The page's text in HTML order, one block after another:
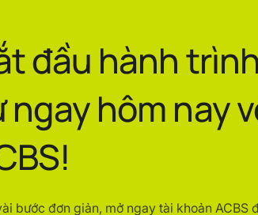
đầu hành
ngay hôm nay
bước đơn giản, mở ngay tài khoản ACBS